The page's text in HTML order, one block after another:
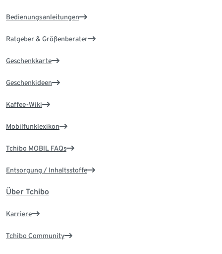
Bedienungsanleitungen
Ratgeber & Größenberater
Geschenkkarte
Geschenkideen
Kaffee-Wiki
Mobilfunklexikon
Tchibo MOBIL FAQs
Entsorgung / Inhaltsstoffe
Über Tchibo
Karriere
Tchibo Community